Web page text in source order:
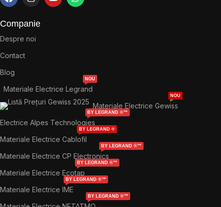
Companie
Despre noi
Contact
Blog
Materiale Electrice Legrand
NOU
Materiale Electrice Gewiss
NOU
Electrice Alpes Technologies
BY LEGRAND ®™
Materiale Electrice Cablofil
BY LEGRAND ®
Materiale Electrice CP Electronics
BY LEGRAND ®™
Materiale Electrice Ecotap
BY LEGRAND ®™
Materiale Electrice IME
BY LEGRAND ®™
BY LEGRAND ®™